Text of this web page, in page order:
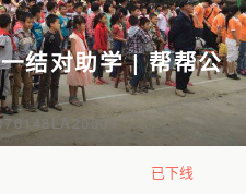
结对助学 | 帮帮公
已下线